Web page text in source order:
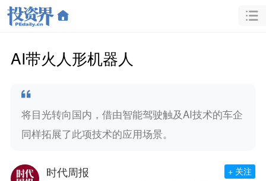
AI带火人形机器人
将目光转向国内，借由智能驾驶触及AI技术的车企
同样拓展了此项技术的应用场景。
时代周报 + 关注